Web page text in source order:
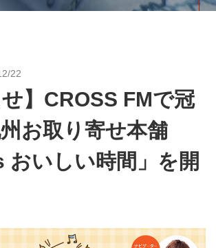
22
せ】CROSS FMで冠
お取り寄せ本舗
おいしい時間」を開